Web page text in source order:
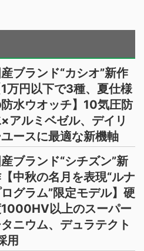
ブランド“カシオ”新作
1万円以下で3種、夏仕様
水ウオッチ】10気圧防
アルミベゼル、デイリ
ースに最適な新機軸
ブランド“シチズン”新
中秋の名月を表現“ルナ
グラム”限定モデル】硬
1000HV以上のスーパー
ニウム、デュラテクト
用